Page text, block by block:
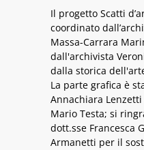
Il progetto Scatti
coordinato
Massa-Carrara
dall'archivista
dalla storica
La parte grafica è
Annachiara
Mario Testa; si
dott.sse Francesca
Armanetti per il